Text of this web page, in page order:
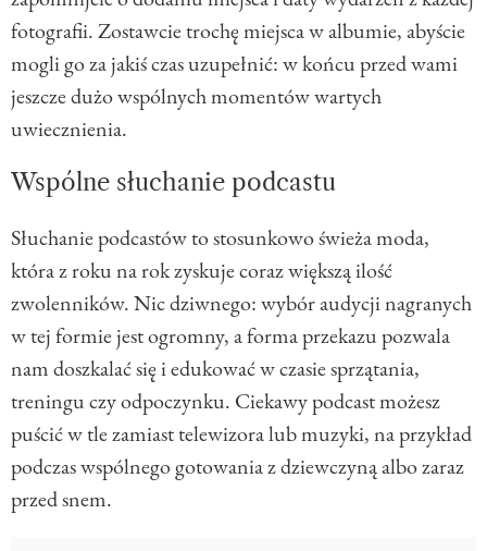
fotografii. Zostawcie trochę miejsca w albumie, abyście
mogli go za jakiś czas uzupełnić: w końcu przed wami
jeszcze dużo wspólnych momentów wartych
uwiecznienia.
Wspólne słuchanie podcastu
Słuchanie podcastów to stosunkowo świeża moda,
która z roku na rok zyskuje coraz większą ilość
zwolenników. Nic dziwnego: wybór audycji nagranych
w tej formie jest ogromny, a forma przekazu pozwala
nam doszkalać się i edukować w czasie sprzątania,
treningu czy odpoczynku. Ciekawy podcast możesz
puścić w tle zamiast telewizora lub muzyki, na przykład
podczas wspólnego gotowania z dziewczyną albo zaraz
przed snem.